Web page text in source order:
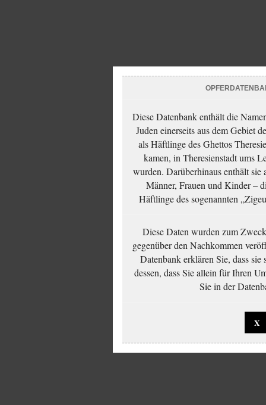
Diese Datenbank enthält die
Juden einerseits aus dem Gebiet
als Häftlinge des Ghettos
kamen, in Theresienstadt ums
wurden. Darüberhinaus enthält
Männer, Frauen und Kinder –
Häftlinge des sogenannten
Diese Daten wurden zum
gegenüber den Nachkommen
Datenbank erklären Sie, dass sie
dessen, dass Sie allein für Ihren
Sie in der
X